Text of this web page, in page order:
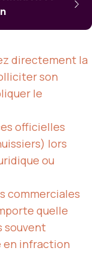
directement la
son
le
officielles
lors
ou
commerciales
quelle
souvent
en infraction